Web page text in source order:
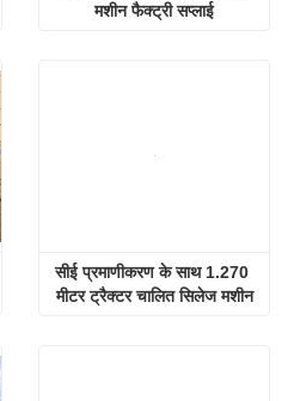
मशीन फैक्ट्री सप्लाई
सीई प्रमाणीकरण के साथ 1.270
मीटर ट्रैक्टर चालित सिलेज मशीन